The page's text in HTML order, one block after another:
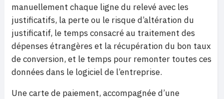
manuellement chaque ligne du relevé avec les
justificatifs, la perte ou le risque d’altération du
justificatif, le temps consacré au traitement des
dépenses étrangères et la récupération du bon taux
de conversion, et le temps pour remonter toutes ces
données dans le logiciel de l’entreprise.
Une carte de paiement, accompagnée d’une